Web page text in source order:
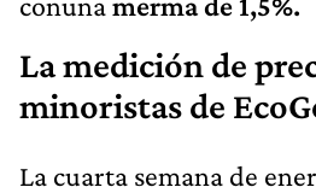
La medición de
minoristas de
La cuarta semana de